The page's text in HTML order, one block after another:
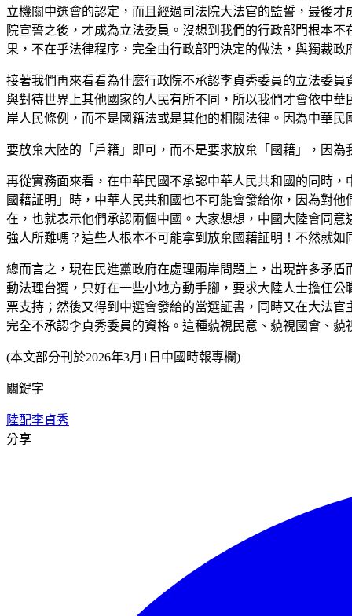
立機關中選會的認定，而且經過司法院大法官的監誓，最後
院宣誓之後，才成為立法委員。沒想到我們的行政部門根本
果，不在乎法律程序，完全由行政部門決定的做法，與獨裁政
接著我們再來看看為什麼行政院不承認李貞秀委員的立法委
與對待世界上其他國家的人民有所不同，所以我們才會依中
岸人民條例，而不是國籍法或是其他的相關法律。因為中華
要放棄大陸的「戶籍」即可，而不是要求放棄「國藉」，因
再從實務面來看，在中華民國不承認中華人民共和國的同時
國藉証明」時，中華人民共和國也不可能會發給你，因為對
在，也就表示他們承認兩個中國。大家想想，中國大陸會同
強人所難嗎？這些人根本不可能拿到放棄國藉証明！不然就
總而言之，現在民進黨政府在處理兩岸問題上，出現許多矛
動法理台獨，只好在一些小地方動手腳，要求大陸人士擔任
票支持；然後又得到中選會發給的當選証書，同時又在大法
完全不承認李貞秀委員的資格。這種藐視民意、藐視國會、
(本文部分刊於2026年3月1日中國時報專欄)
關鍵字
陸配李貞秀
分享